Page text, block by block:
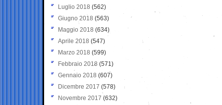
Luglio 2018 (562)
Giugno 2018 (563)
Maggio 2018 (634)
Aprile 2018 (547)
Marzo 2018 (599)
Febbraio 2018 (571)
Gennaio 2018 (607)
Dicembre 2017 (578)
Novembre 2017 (632)